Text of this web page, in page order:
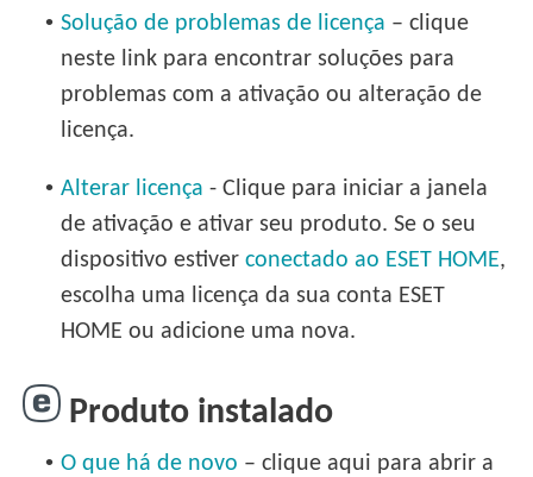
• Solução de problemas de licença – clique
neste link para encontrar soluções para
problemas com a ativação ou alteração de
licença.
• Alterar licença - Clique para iniciar a janela
de ativação e ativar seu produto. Se o seu
dispositivo estiverconectado ao ESET HOME,
escolha uma licença da sua conta ESET
HOME ou adicione uma nova.
Produto instalado
• O que há de novo – clique aqui para abrir a